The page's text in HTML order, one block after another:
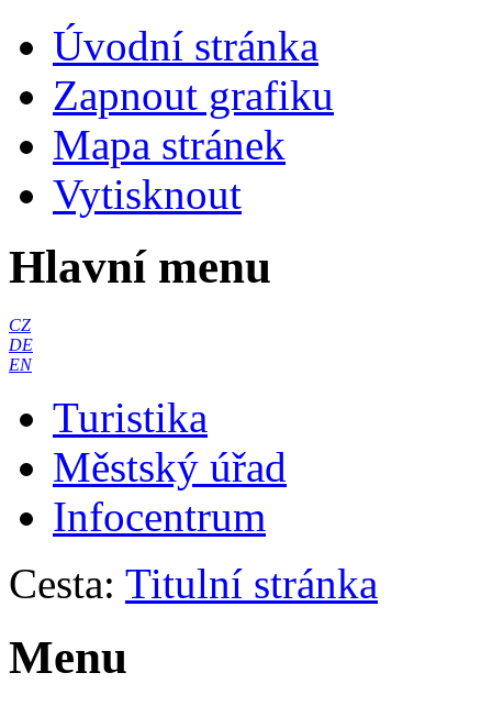
Úvodní stránka
Zapnout grafiku
Mapa stránek
Vytisknout
Hlavní menu
CZ
DE
EN
Turistika
Městský úřad
Infocentrum
Cesta: Titulní stránka
Menu